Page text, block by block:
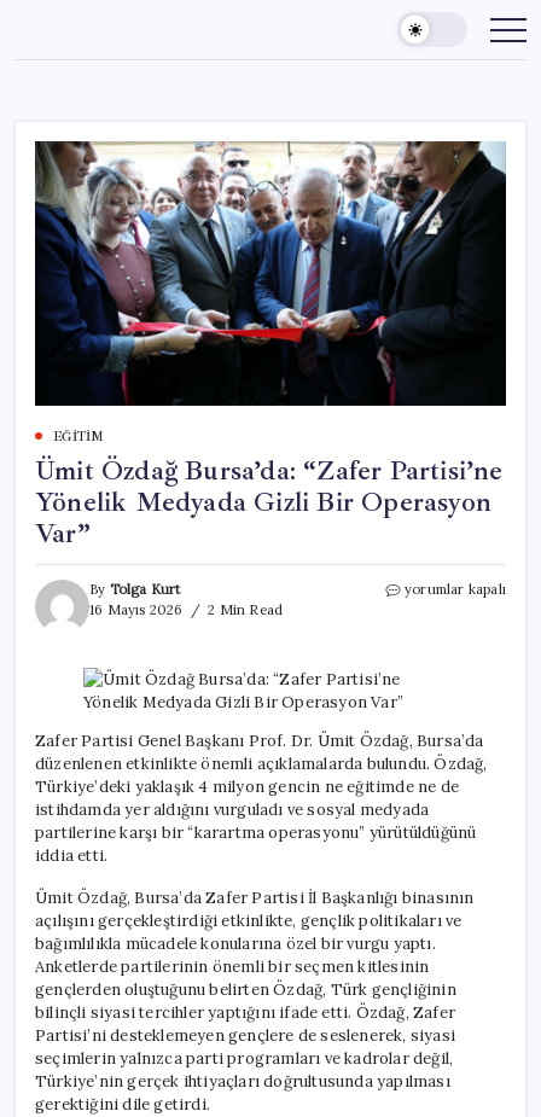
content
EĞITIM
Ümit Özdağ Bursa’da: “Zafer Partisi’ne
Yönelik Medyada Gizli Bir Operasyon
Var”
By Tolga Kurt
16 Mayıs 2026
2 Min Read
Ümit
Gizli
Bir
Operasyon
Var”
için
yorumlar kapalı
Zafer Partisi Genel Başkanı Prof. Dr. Ümit Özdağ, Bursa’da
düzenlenen etkinlikte önemli açıklamalarda bulundu. Özdağ,
Türkiye’deki yaklaşık 4 milyon gencin ne eğitimde ne de
istihdamda yer aldığını vurguladı ve sosyal medyada
partilerine karşı bir “karartma operasyonu” yürütüldüğünü
iddia etti.
Ümit Özdağ, Bursa’da Zafer Partisi İl Başkanlığı binasının
açılışını gerçekleştirdiği etkinlikte, gençlik politikaları ve
bağımlılıkla mücadele konularına özel bir vurgu yaptı.
Anketlerde partilerinin önemli bir seçmen kitlesinin
gençlerden oluştuğunu belirten Özdağ, Türk gençliğinin
bilinçli siyasi tercihler yaptığını ifade etti. Özdağ, Zafer
Partisi’ni desteklemeyen gençlere de seslenerek, siyasi
seçimlerin yalnızca parti programları ve kadrolar değil,
Türkiye’nin gerçek ihtiyaçları doğrultusunda yapılması
gerektiğini dile getirdi.